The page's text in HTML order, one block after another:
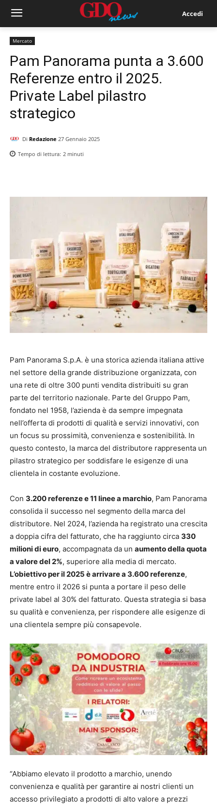
Accedi
Mercato
Pam Panorama punta a 3.600
Referenze entro il 2025.
Private Label pilastro
strategico
Di Redazione 27 Gennaio 2025
Tempo di lettura: 2 minuti
Pam Panorama S.p.A. è una storica azienda italiana attive
nel settore della grande distribuzione organizzata, con
una rete di oltre 300 punti vendita distribuiti su gran
parte del territorio nazionale. Parte del Gruppo Pam,
fondato nel 1958, l’azienda è da sempre impegnata
nell’offerta di prodotti di qualità e servizi innovativi, con
un focus su prossimità, convenienza e sostenibilità. In
questo contesto, la marca del distributore rappresenta un
pilastro strategico per soddisfare le esigenze di una
clientela in costante evoluzione.
Con 3.200 referenze e 11 linee a marchio, Pam Panorama
consolida il successo nel segmento della marca del
distributore. Nel 2024, l’azienda ha registrato una crescita
a doppia cifra del fatturato, che ha raggiunto circa 330
milioni di euro, accompagnata da un aumento della quota
a valore del 2%, superiore alla media di mercato.
L’obiettivo per il 2025 è arrivare a 3.600 referenze,
mentre entro il 2026 si punta a portare il peso delle
private label al 30% del fatturato. Questa strategia si basa
su qualità e convenienza, per rispondere alle esigenze di
una clientela sempre più consapevole.
“Abbiamo elevato il prodotto a marchio, unendo
convenienza e qualità per garantire ai nostri clienti un
accesso privilegiato a prodotti di alto valore a prezzi